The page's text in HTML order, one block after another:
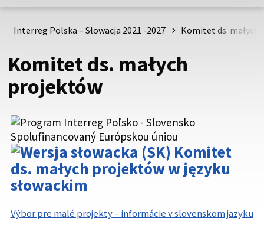
psk.sk.
Bądź ostrożny i upewnij się, że udostępniasz informacje
tylko za pośrednictwem zabezpieczonej strony
https:// przed nazwą domeny witryny internetowej.
Interreg Polska – Słowacja 2021 -2027 Komitet ds.
Komitet ds. małych
projektów
Komitet
ds. małych projektów w języku
słowackim
Výbor pre malé projekty – informácie v slovenskom jazyku